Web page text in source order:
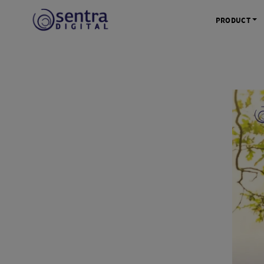
PRODUCT
Kamera
Kamera
Kamera
Kamera
Kamera
Action Cam
Tripod &